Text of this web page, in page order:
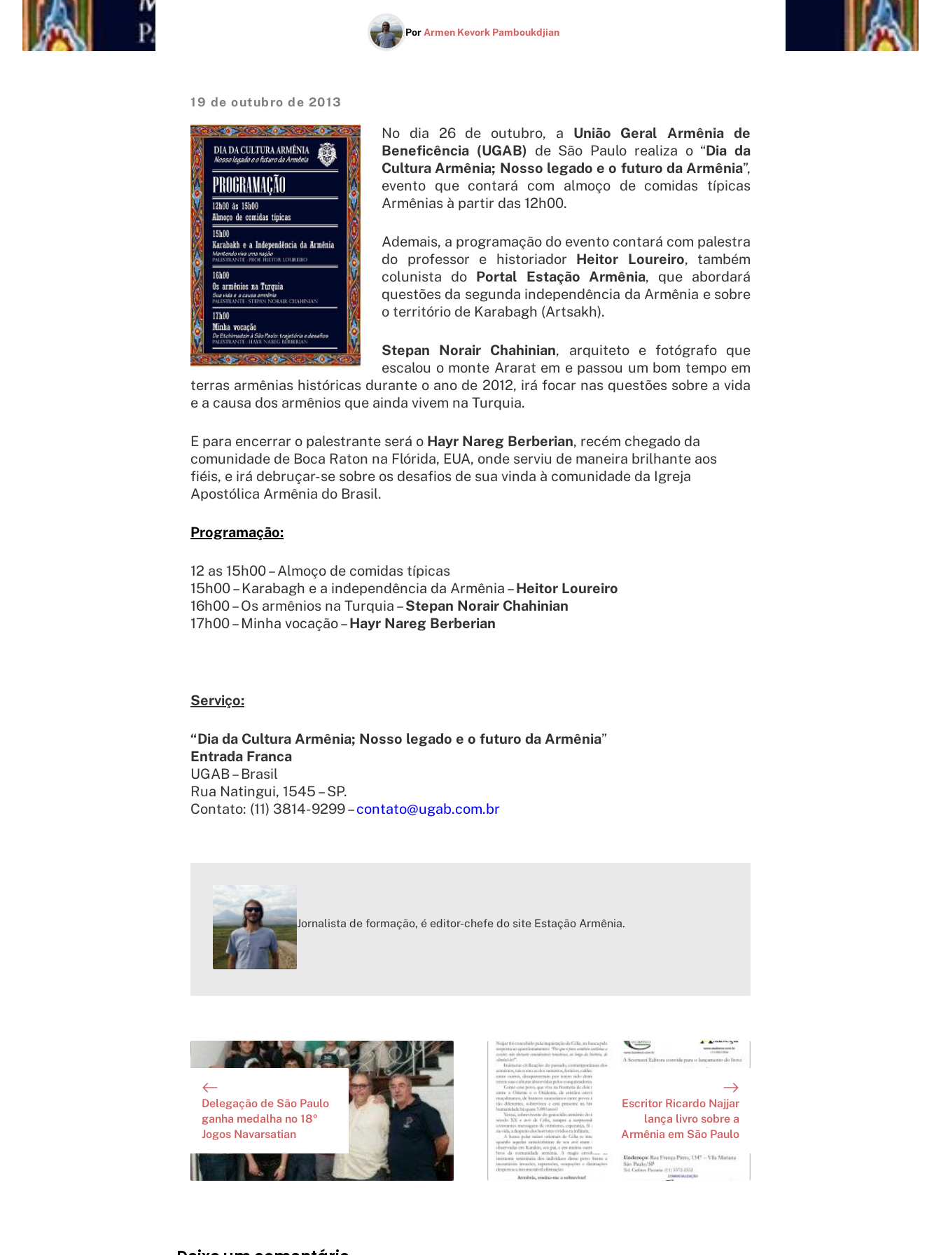
Por Armen Kevork Pamboukdjian
19 de outubro de 2013
No dia 26 de outubro, a União Geral Armênia de
Beneficência (UGAB) de São Paulo realiza o “Dia da
Cultura Armênia; Nosso legado e o futuro da Armênia”,
evento que contará com almoço de comidas típicas
Armênias à partir das 12h00.
Ademais, a programação do evento contará com palestra
do professor e historiador Heitor Loureiro, também
colunista do Portal Estação Armênia, que abordará
questões da segunda independência da Armênia e sobre
o território de Karabagh (Artsakh).
Stepan Norair Chahinian, arquiteto e fotógrafo que
escalou o monte Ararat em e passou um bom tempo em
terras armênias históricas durante o ano de 2012, irá focar nas questões sobre a vida
e a causa dos armênios que ainda vivem na Turquia.
E para encerrar o palestrante será o Hayr Nareg Berberian, recém chegado da
comunidade de Boca Raton na Flórida, EUA, onde serviu de maneira brilhante aos
fiéis, e irá debruçar-se sobre os desafios de sua vinda à comunidade da Igreja
Apostólica Armênia do Brasil.
Programação:
12 as 15h00 – Almoço de comidas típicas
15h00 – Karabagh e a independência da Armênia –Heitor Loureiro
16h00 – Os armênios na Turquia –Stepan Norair Chahinian
17h00 – Minha vocação –Hayr Nareg Berberian
Serviço:
“Dia da Cultura Armênia; Nosso legado e o futuro da Armênia”
Entrada Franca
UGAB – Brasil
Rua Natingui, 1545 – SP.
Contato: (11) 3814-9299 –contato@ugab.com.br
Jornalista de formação, é editor-chefe do site Estação Armênia.
Delegação de São Paulo
ganha medalha no 18º
Jogos Navarsatian
Escritor Ricardo Najjar
lança livro sobre a
Armênia em São Paulo